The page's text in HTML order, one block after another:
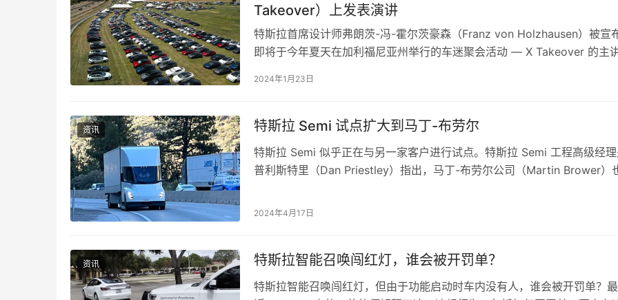
Takeover）上发表演讲
特斯拉首席设计师弗朗茨-冯-霍尔茨豪森（Franz von Holzhausen）被宣
即将于今年夏天在加利福尼亚州举行的车迷聚会活动 — X Takeover 的主
2024年1月23日
资讯 特斯拉 Semi 试点扩大到马丁-布劳尔
特斯拉 Semi 似乎正在与另一家客户进行试点。特斯拉 Semi 工程高级经
普利斯特里（Dan Priestley）指出，马丁-布劳尔公司（Martin Brower）
2024年4月17日
资讯 特斯拉智能召唤闯红灯，谁会被开罚单？
特斯拉智能召唤闯红灯，但由于功能启动时车内没有人，谁会被开罚单？最